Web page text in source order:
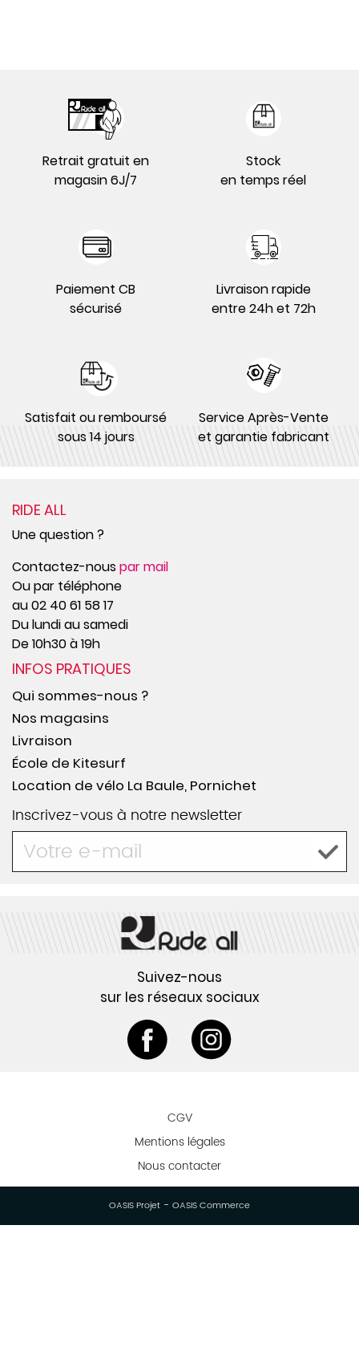
Retrait gratuit en
magasin 6J/7
Stock
en temps réel
Paiement CB
sécurisé
Livraison rapide
entre 24h et 72h
Satisfait ou remboursé
sous 14 jours
Service Après-Vente
et garantie fabricant
RIDE ALL
Une question ?
Contactez-nouspar mail
Ou par téléphone
au 02 40 61 58 17
Du lundi au samedi
De 10h30 à 19h
INFOS PRATIQUES
Qui sommes-nous ?
Nos magasins
Livraison
École de Kitesurf
Location de vélo La Baule, Pornichet
Inscrivez-vous à notre newsletter
Suivez-nous
sur les réseaux sociaux
CGV
Mentions légales
Nous contacter
OASIS Projet - OASIS Commerce